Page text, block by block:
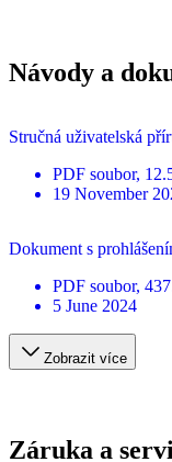
Návody a
Stručná uživatelská
PDF soubor,
19 November
Dokument s
PDF soubor,
5 June 2024
Zobrazit více
Záruka a